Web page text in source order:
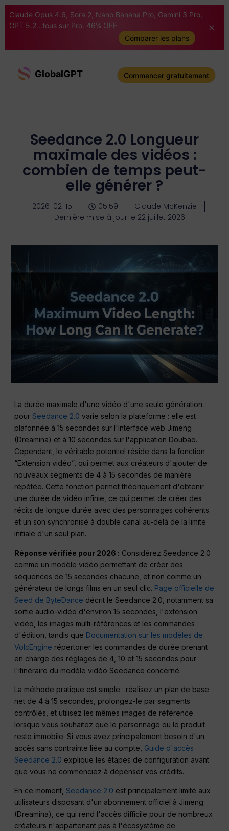
Claude Opus 4.6, Sora 2, Nano Banana Pro, Gemini 3 Pro,
GPT 5.2...tous sur Pro. 46% OFF
Comparer les plans
GlobalGPT Commencer gratuitement
Seedance 2.0 Longueur
maximale des vidéos :
combien de temps peut-
elle générer ?
2026-02-15 05:59
Claude McKenzie
Dernière mise à jour le 22 juillet 2026
La durée maximale d'une vidéo d'une seule génération
pourSeedance 2.0 varie selon la plateforme : elle est
plafonnée à 15 secondes sur l'interface web Jimeng
(Dreamina) et à 10 secondes sur l'application Doubao.
Cependant, le véritable potentiel réside dans la fonction
“Extension vidéo”, qui permet aux créateurs d'ajouter de
nouveaux segments de 4 à 15 secondes de manière
répétée. Cette fonction permet théoriquement d'obtenir
une durée de vidéo infinie, ce qui permet de créer des
récits de longue durée avec des personnages cohérents
et un son synchronisé à double canal au-delà de la limite
initiale d'un seul plan.
Réponse vérifiée pour 2026 : Considérez Seedance 2.0
comme un modèle vidéo permettant de créer des
séquences de 15 secondes chacune, et non comme un
générateur de longs films en un seul clic. Page officielle de
Seed de ByteDance décrit le Seedance 2.0, notamment sa
sortie audio-vidéo d'environ 15 secondes, l'extension
vidéo, les images multi-références et les commandes
d'édition, tandis que Documentation sur les modèles de
VolcEngine répertorier les commandes de durée prenant
en charge des réglages de 4, 10 et 15 secondes pour
l'itinéraire du modèle vidéo Seedance concerné.
La méthode pratique est simple : réalisez un plan de base
net de 4 à 15 secondes, prolongez-le par segments
contrôlés, et utilisez les mêmes images de référence
lorsque vous souhaitez que le personnage ou le produit
reste immobile. Si vous avez principalement besoin d'un
accès sans contrainte liée au compte, Guide d'accès
Seedance 2.0 explique les étapes de configuration avant
que vous ne commenciez à dépenser vos crédits.
En ce moment,Seedance 2.0 est principalement limité aux
utilisateurs disposant d'un abonnement officiel à Jimeng
(Dreamina), ce qui rend l'accès difficile pour de nombreux
créateurs n'appartenant pas à l'écosystème de